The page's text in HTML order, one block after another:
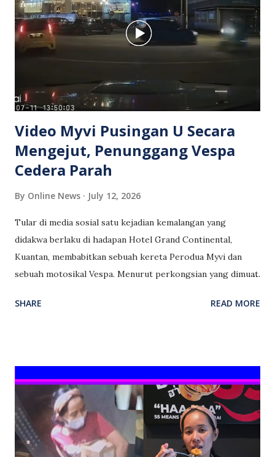
pengunjung di kawasan perkhemahan. Jurugambar hidupan
liar, Mike MacLeod yang merakam kejadian itu berkata,
bison tersebut dipercayai menjadi lebih agresif berikutan
musim mengawan yang baru bermula. Menurutnya, mangsa
bersama cucunya pada mulanya berhenti untuk mengambil
gambar bison berkenaan sebelum haiwan itu tiba-tiba
mengejar mereka. "Cucu mangsa se...
Video Myvi Pusingan U Secara
Mengejut, Penunggang Vespa
Cedera Parah
By Online News July 12, 2026
Tular di media sosial satu kejadian kemalangan yang
didakwa berlaku di hadapan Hotel Grand Continental,
Kuantan, membabitkan sebuah kereta Perodua Myvi dan
sebuah motosikal Vespa. Menurut perkongsian yang dimuat
dipercayai membuat pusingan U secara mengejut sehingga
bantuan sebelum dibawa ke hospital untuk mendapatkan
rawatan. Setakat ini, punca sebenar kemalangan serta
butiran lanjut mengenai kejadian masih belum disahkan oleh
pihak berkuasa. Orang ramai dinasihatkan agar tidak
membuat sebarang spekulasi dan menunggu kenyataan
SHARE READ MORE